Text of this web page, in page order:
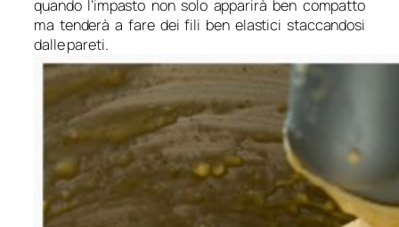
quando l’impasto non solo apparirà ben compatto
ma tenderà a fare dei fili ben elastici staccandosi
dalle pareti.